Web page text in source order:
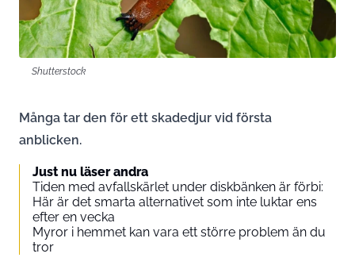
Shutterstock
Många tar den för ett skadedjur vid första
anblicken.
Just nu läser andra
Tiden med avfallskärlet under diskbänken är förbi:
Här är det smarta alternativet som inte luktar ens
efter en vecka
Myror i hemmet kan vara ett större problem än du
tror